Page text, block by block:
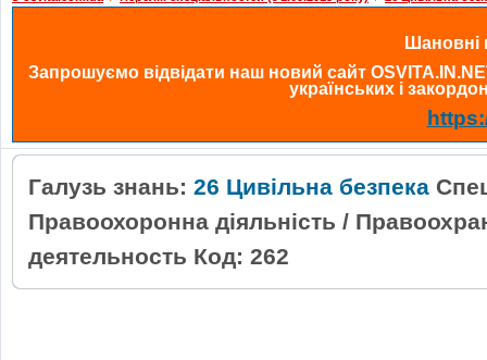
Шановні
Запрошуємо відвідати наш новий сайт
українських і
Галузь знань: 26 Цивільна безпека
Правоохоронна діяльність /
деятельность Код: 262